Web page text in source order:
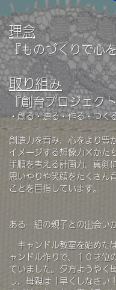
理念
『ものづくりで心
取り組み
『創育プロジェク
・創る・造る・作る・つく
創造力を育み、心をより豊
イメージする想像力×かた
手順を考える計画力、真剣
思いやりや笑顔をたくさん
ことを目指しています。
ある一組の親子との出会い
キャンドル教室を始めた
ャンドル作りで、１０才位
ていました。夕方ようやく
し、母親は「早くしなさい